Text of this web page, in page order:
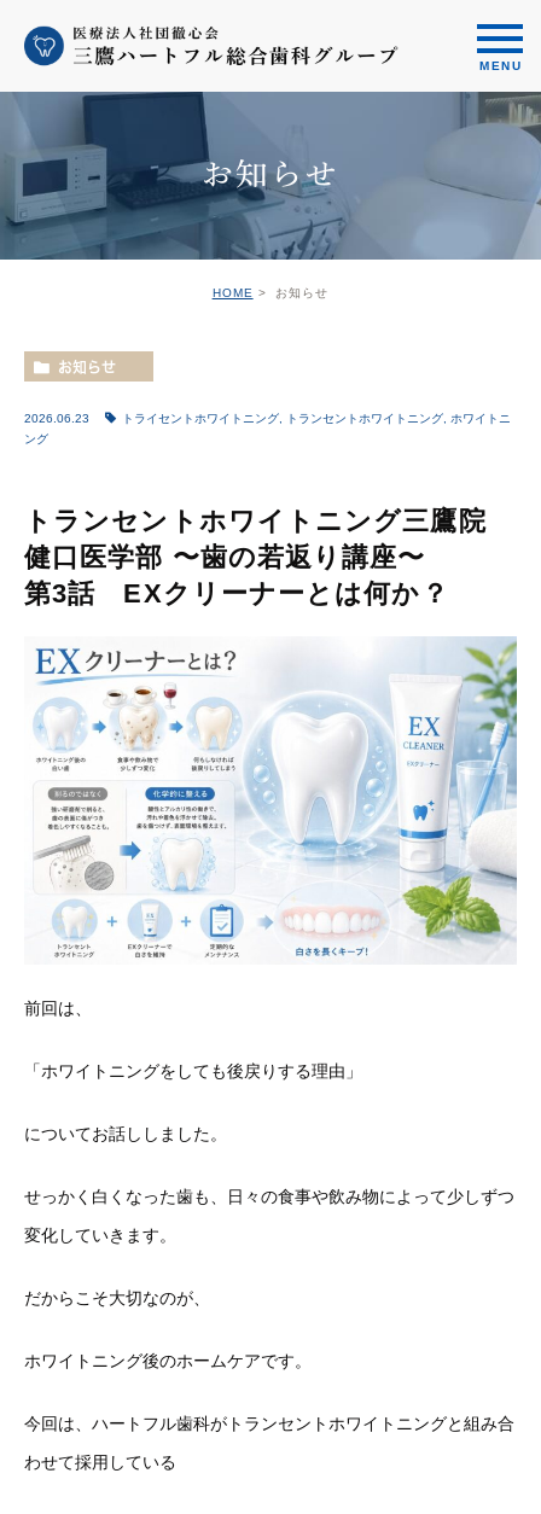
お知らせ
HOME お知らせ
お知らせ
2026.06.23 トライセントホワイトニング トランセントホワイトニング
ホワイトニ
ング
トランセントホワイトニング三鷹院
健口医学部 〜歯の若返り講座〜
第3話 EXクリーナーとは何か？
前回は、
「ホワイトニングをしても後戻りする理由」
についてお話ししました。
せっかく白くなった歯も、
日々の食事や飲み物によって少しずつ
変化していきます。
だからこそ大切なのが、
ホワイトニング後のホームケアです。
今回は、 ハートフル歯科がトランセントホワイトニングと組み合
わせて採用 している